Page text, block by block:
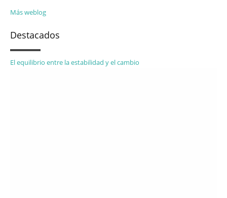
Más weblog
Destacados
El equilibrio entre la estabilidad y el cambio